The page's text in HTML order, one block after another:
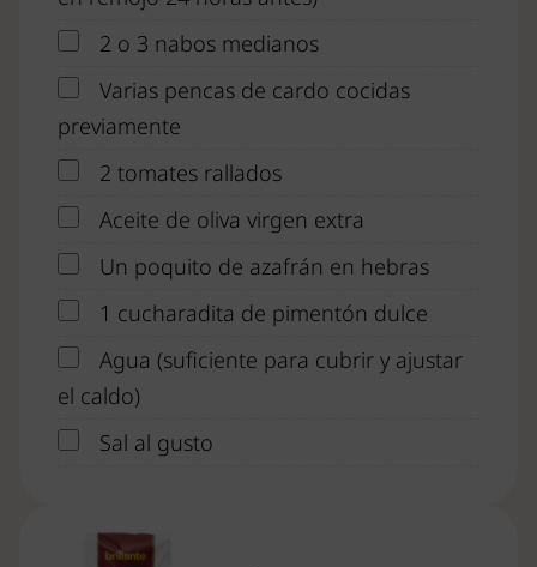
2 o 3 nabos medianos
Varias pencas de cardo cocidas
previamente
2 tomates rallados
Aceite de oliva virgen extra
Un poquito de azafrán en hebras
1 cucharadita de pimentón dulce
Agua (suficiente para cubrir y ajustar
el caldo)
Sal al gusto